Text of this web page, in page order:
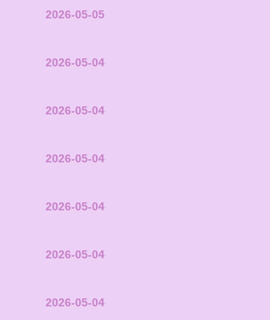
2026-05-05
2026-05-04
2026-05-04
2026-05-04
2026-05-04
2026-05-04
2026-05-04